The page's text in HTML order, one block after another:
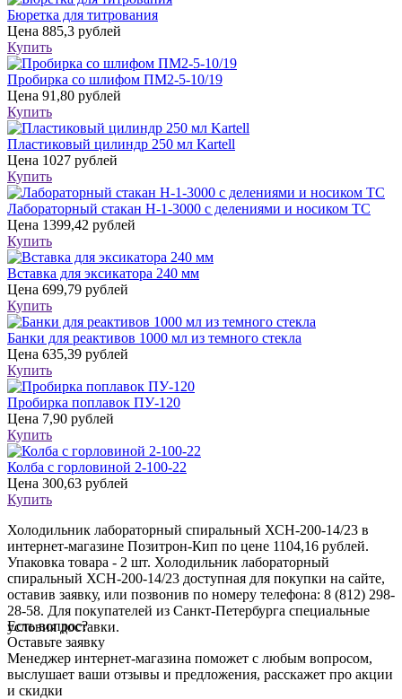
Бюретка для титрования
Цена 885,3 рублей
Купить
Пробирка со шлифом ПМ2-5-10/19
Цена 91,80 рублей
Купить
Пластиковый цилиндр 250 мл Kartell
Цена 1027 рублей
Купить
Лабораторный стакан Н-1-3000 с делениями и носиком ТС
Цена 1399,42 рублей
Купить
Вставка для эксикатора 240 мм
Цена 699,79 рублей
Купить
Банки для реактивов 1000 мл из темного стекла
Цена 635,39 рублей
Купить
Пробирка поплавок ПУ-120
Цена 7,90 рублей
Купить
Колба с горловиной 2-100-22
Цена 300,63 рублей
Купить
Холодильник лабораторный спиральный ХСН-200-14/23 в
интернет-магазине Позитрон-Кип по цене 1104,16 рублей.
Упаковка товара - 2 шт. Холодильник лабораторный
спиральный ХСН-200-14/23 доступная для покупки на сайте,
оставив заявку, или позвонив по номеру телефона: 8 (812) 298-
28-58. Для покупателей из Санкт-Петербурга специальные
условия доставки.
Есть вопрос?
Оставьте заявку
Менеджер интернет-магазина поможет с любым вопросом,
выслушает ваши отзывы и предложения, расскажет про акции
и скидки